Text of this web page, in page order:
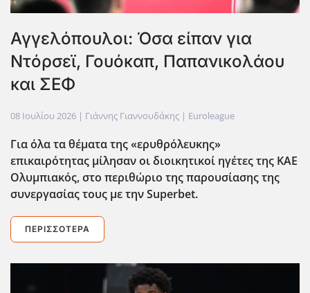
Αγγελόπουλοι: Όσα είπαν για
Ντόρσεϊ, Γουόκαπ, Παπανικολάου
και ΣΕΦ
08 Ιουλίου 2026 | Γιάννης Γιαννουδάκης | Euroleague
Για όλα τα θέματα της «ερυθρόλευκης»
επικαιρότητας μίλησαν οι διοικητικοί ηγέτες της ΚΑΕ
Ολυμπιακός, στο περιθώριο της παρουσίασης της
συνεργασίας τους με την Superbet.
ΠΕΡΙΣΣΌΤΕΡΑ